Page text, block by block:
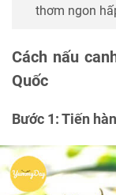
thơm ngon
Cách nấu
Quốc
Bước 1: Tiến